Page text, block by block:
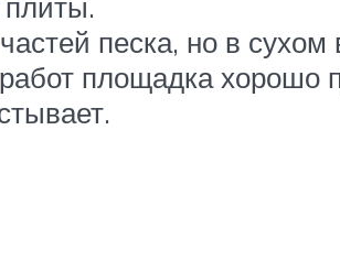
песка, но в сухом
площадка хорошо